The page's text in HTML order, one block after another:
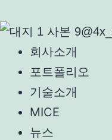
회사소개
포트폴리오
기술소개
MICE
뉴스